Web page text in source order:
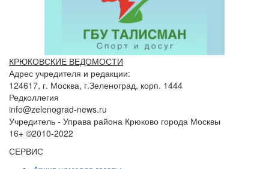
КРЮКОВСКИЕ ВЕДОМОСТИ
Адрес учредителя и редакции:
124617, г. Москва, г.Зеленоград, корп. 1444
Редколлегия
info@zelenograd-news.ru
Учредитель - Управа района Крюково города Москвы
16+ ©2010-2022
СЕРВИС